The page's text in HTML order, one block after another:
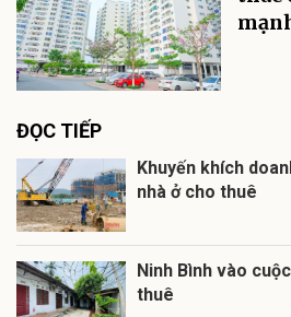
ĐỌC TIẾP
Khuyến khích
nhà ở cho thuê
Ninh Bình vào
thuê